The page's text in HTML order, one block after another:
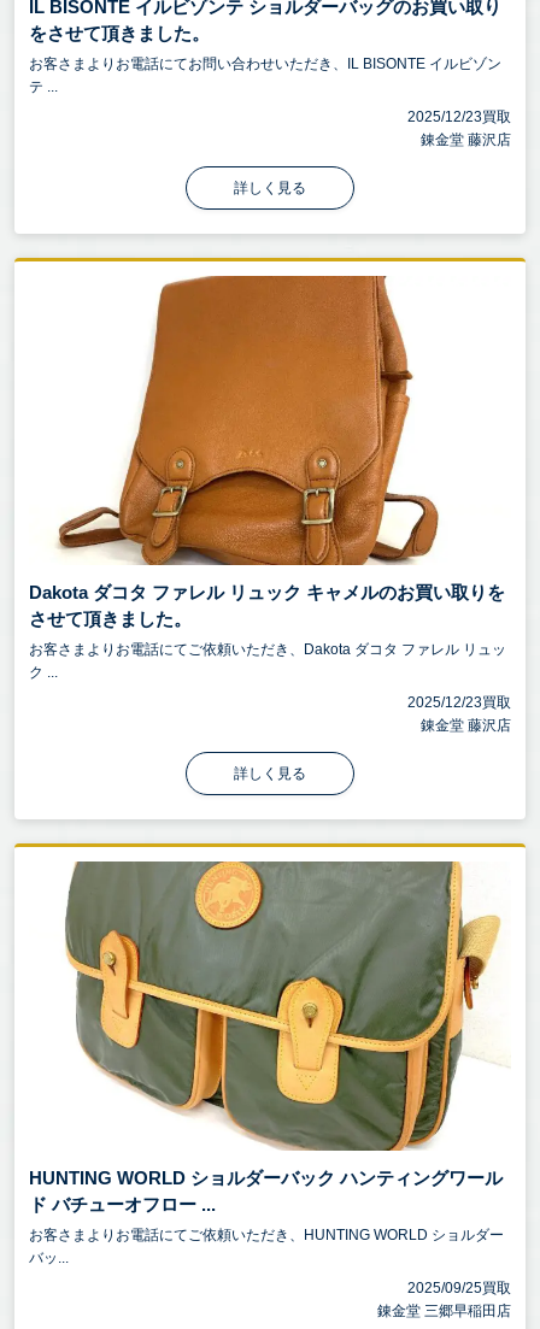
IL BISONTE イルビゾンテ ショルダーバッグのお買い取り
をさせて頂きました。
お客さまよりお電話にてお問い合わせいただき、IL BISONTE イルビゾン
テ ...
2025/12/23買取
錬金堂 藤沢店
詳しく見る
Dakota ダコタ ファレル リュック キャメルのお買い取りを
させて頂きました。
お客さまよりお電話にてご依頼いただき、Dakota ダコタ ファレル リュッ
ク ...
2025/12/23買取
錬金堂 藤沢店
詳しく見る
HUNTING WORLD ショルダーバック ハンティングワール
ド バチューオフロー ...
お客さまよりお電話にてご依頼いただき、HUNTING WORLD ショルダー
バッ...
2025/09/25買取
錬金堂 三郷早稲田店